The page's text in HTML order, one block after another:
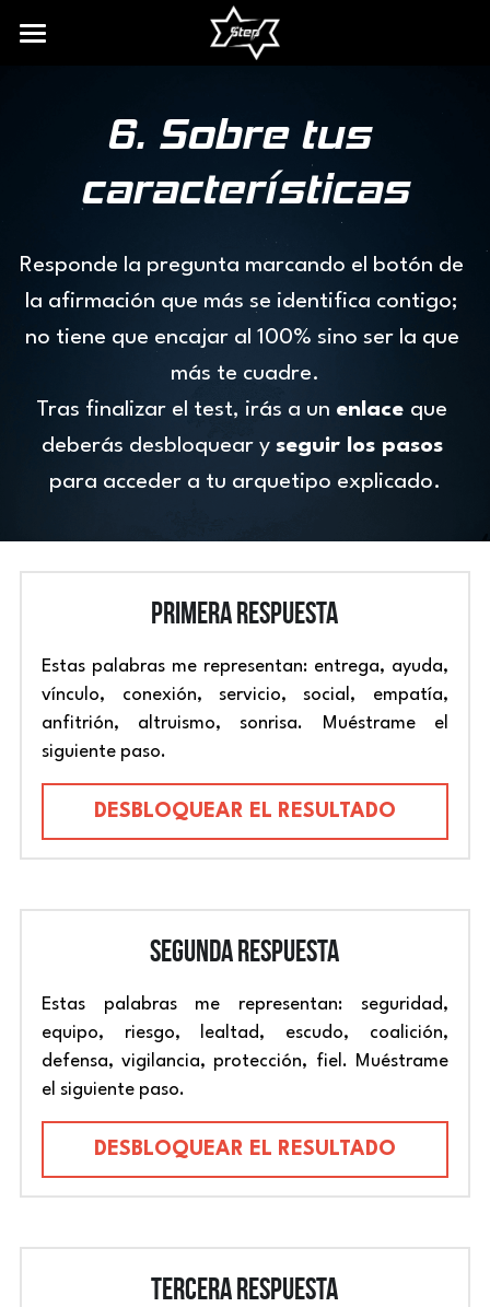
RECURSOS
FREE DOWNLOAD
6. Sobre tus
características
Responde la pregunta marcando el botón de
la afirmación que más se identifica contigo;
no tiene que encajar al 100% sino ser la que
más te cuadre.
Tras finalizar el test, irás a un enlace que
deberás desbloquear y seguir los pasos
para acceder a tu arquetipo explicado.
PRIMERA RESPUESTA
Estas palabras me representan: entrega, ayuda,
vínculo, conexión, servicio, social, empatía,
anfitrión, altruismo, sonrisa. Muéstrame el
siguiente paso.
DESBLOQUEAR EL RESULTADO
segunda RESPUESTA
Estas palabras me representan: seguridad,
equipo, riesgo, lealtad, escudo, coalición,
defensa, vigilancia, protección, fiel. Muéstrame
el siguiente paso.
DESBLOQUEAR EL RESULTADO
TERCERA RESPUESTA